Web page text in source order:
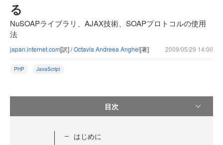
る
NuSOAPライブラリ、AJAX技術、SOAPプロトコルの使用
法
japan.internet.com[訳] /Octavia Andreea Anghel[著] 2009/05/29 14:00
PHP JavaScript
目次
はじめに